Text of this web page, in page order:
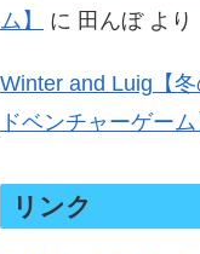
ム】
に 田んぼより
Winter and Luig【
ドベンチャーゲーム
リンク